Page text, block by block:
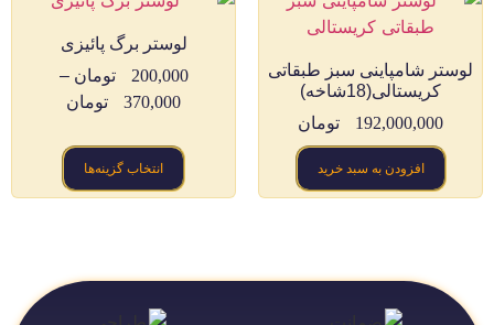
لوستر شامپاینی سبز طبقاتی
کریستالی(18شاخه)
192,000,000
تومان
افزودن به سبد خرید
لوستر برگ پائیزی
200,000
تومان –
370,000
تومان
انتخاب گزینه‌ها